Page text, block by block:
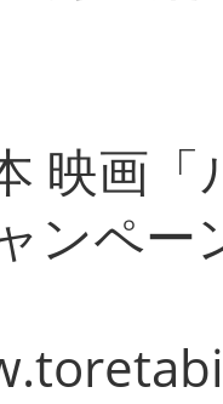
映画
ンペー